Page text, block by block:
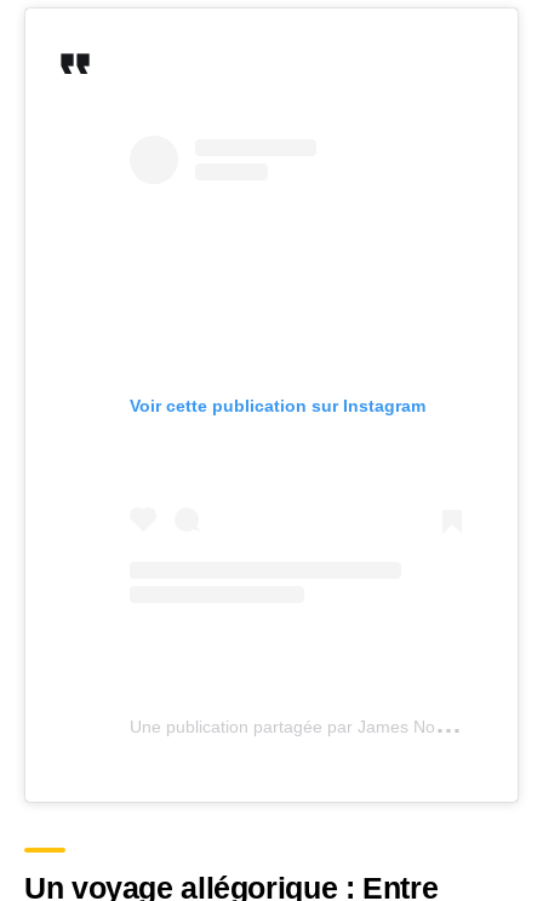
Voir cette publication sur Instagram
U
ne publication partagée par James Norbury (@jamesnorbury_)
Un voyage allégorique : Entre